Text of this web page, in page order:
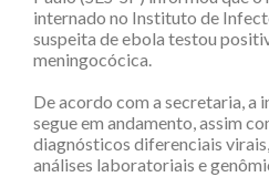
internado no Instituto de
suspeita de ebola testou
meningocócica.
De acordo com a secretaria, a
segue em andamento, assim
diagnósticos diferenciais
análises laboratoriais e